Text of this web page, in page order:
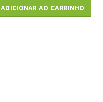
ADICIONAR AO CARRINHO